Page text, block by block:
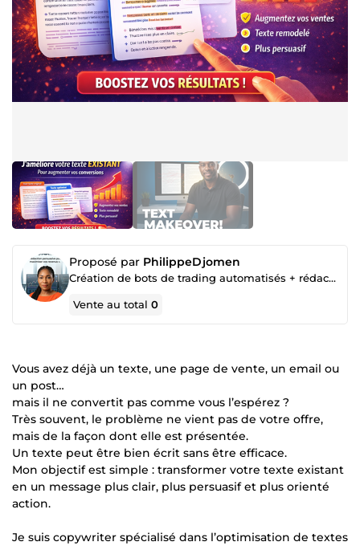
Proposé par PhilippeDjomen
Création de bots de trading automatisés + rédaction persuasive pour maximiser vos revenus
Vente au total0
Vous avez déjà un texte, une page de vente, un email ou
un post…
mais il ne convertit pas comme vous l’espérez ?
Très souvent, le problème ne vient pas de votre offre,
mais de la façon dont elle est présentée.
Un texte peut être bien écrit sans être efficace.
Mon objectif est simple : transformer votre texte existant
en un message plus clair, plus persuasif et plus orienté
action.
Je suis copywriter spécialisé dans l’optimisation de textes